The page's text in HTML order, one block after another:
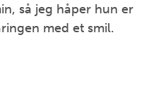
så jeg håper hun er
med et smil.